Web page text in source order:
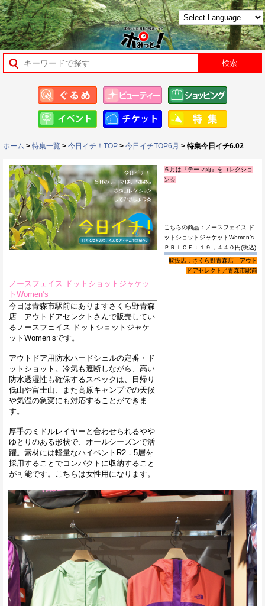
ホーム > 特集一覧 > 今日イチ！TOP > 今日イチTOP6月 > 特集今日イチ6.02
ノースフェイス ドットショットジャケッ
トWomen’s
今日は青森市駅前にありますさくら野青森
店 アウトドアセレクトさんで販売してい
るノースフェイス ドットショットジャケ
ットWomen’sです。
アウトドア用防水ハードシェルの定番・ド
ットショット。冷気も遮断しながら、高い
防水透湿性も確保するスペックは、日帰り
低山や富士山、また高原キャンプでの天候
や気温の急変にも対応することができま
す。
厚手のミドルレイヤーと合わせられるやや
ゆとりのある形状で、オールシーズンで活
躍。素材には軽量なハイベントR2．5層を
採用することでコンパクトに収納すること
が可能です。こちらは女性用になります。
６月は『テーマ雨』をコレクショ
ン☆
こちらの商品：ノースフェイス ド
ットショットジャケットWomen’s
ＰＲＩＣＥ：１９，４４０円(税込)
取扱店：さくら野青森店 アウト
ドアセレクト／青森市駅前